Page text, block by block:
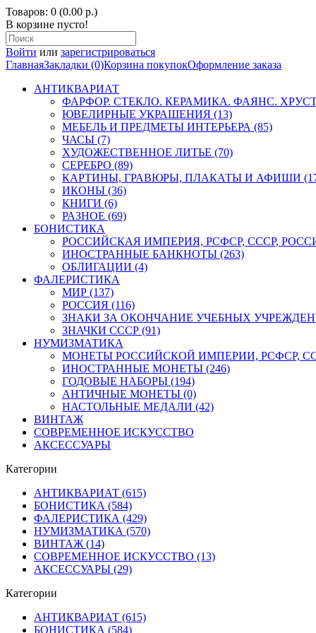
Товаров: 0 (0.00 р.)
В корзине пусто!
Войти или зарегистрироваться
ГлавнаяЗакладки (0)Корзина покупокОформление заказа
АНТИКВАРИАТ
ФАРФОР. СТЕКЛО. КЕРАМИКА. ФАЯНС.
ЮВЕЛИРНЫЕ УКРАШЕНИЯ (13)
МЕБЕЛЬ И ПРЕДМЕТЫ ИНТЕРЬЕРА (85)
ЧАСЫ (7)
ХУДОЖЕСТВЕННОЕ ЛИТЬЕ (70)
СЕРЕБРО (89)
КАРТИНЫ, ГРАВЮРЫ, ПЛАКАТЫ И АФИШИ
ИКОНЫ (36)
КНИГИ (6)
РАЗНОЕ (69)
БОНИСТИКА
РОССИЙСКАЯ ИМПЕРИЯ, РСФСР, СССР,
ИНОСТРАННЫЕ БАНКНОТЫ (263)
ОБЛИГАЦИИ (4)
ФАЛЕРИСТИКА
МИР (137)
РОССИЯ (116)
ЗНАКИ ЗА ОКОНЧАНИЕ УЧЕБНЫХ
ЗНАЧКИ СССР (91)
НУМИЗМАТИКА
МОНЕТЫ РОССИЙСКОЙ ИМПЕРИИ, РСФСР,
ИНОСТРАННЫЕ МОНЕТЫ (246)
ГОДОВЫЕ НАБОРЫ (194)
АНТИЧНЫЕ МОНЕТЫ (0)
НАСТОЛЬНЫЕ МЕДАЛИ (42)
ВИНТАЖ
СОВРЕМЕННОЕ ИСКУССТВО
АКСЕССУАРЫ
Категории
АНТИКВАРИАТ (615)
БОНИСТИКА (584)
ФАЛЕРИСТИКА (429)
НУМИЗМАТИКА (570)
ВИНТАЖ (14)
СОВРЕМЕННОЕ ИСКУССТВО (13)
АКСЕССУАРЫ (29)
Категории
АНТИКВАРИАТ (615)
БОНИСТИКА (584)